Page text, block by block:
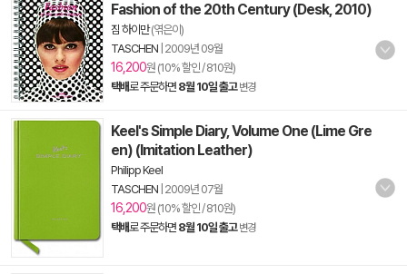
Fashion of the 20th Century (Desk, 2010)
짐 하이만(엮은이)
TASCHEN 2009년 09월
16,200원 (10% 할인 / 810원)
택배로 주문하면 8월 10일 출고 변경
Keel's Simple Diary, Volume One (Lime Gre
en) (Imitation Leather)
Philipp Keel
TASCHEN 2009년 07월
16,200원 (10% 할인 / 810원)
택배로 주문하면 8월 10일 출고 변경